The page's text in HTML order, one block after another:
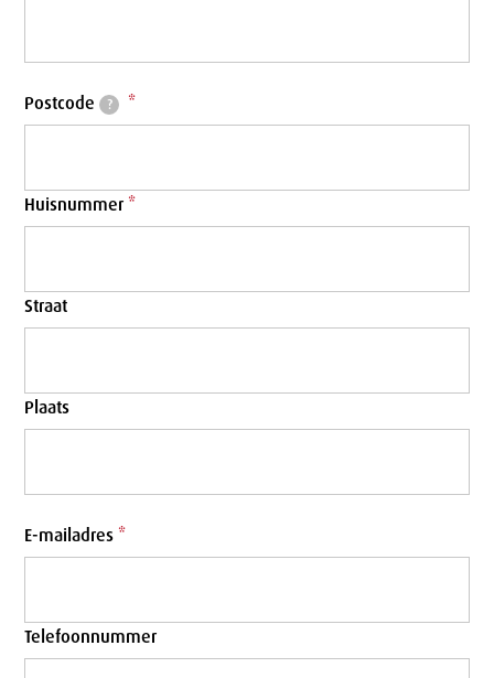
Postcode ? *
Huisnummer *
Straat
Plaats
E-mailadres *
Telefoonnummer